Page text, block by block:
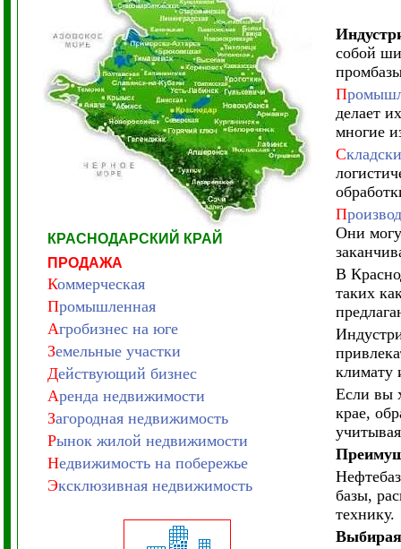
КРАСНОДАРСКИЙ КРАЙ
ПРОДАЖА
Коммерческая
Промышленная
Агробизнес на юге
Земельные участки
Действующий бизнес
Аренда недвижимости
Загородная недвижимость
Рынок жилой недвижимости
Недвижимость на побережье
Эксклюзивная недвижимость
собой
П
делает
многие
С
П
Они
В
таких
климату
Если вы
крае,
базы,
технику.
Выбирая